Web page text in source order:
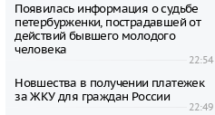
Появилась информация о судьбе
петербурженки, пострадавшей от
действий бывшего молодого
человека
22:54
Новшества в получении платежек
за ЖКУ для граждан России
22:49